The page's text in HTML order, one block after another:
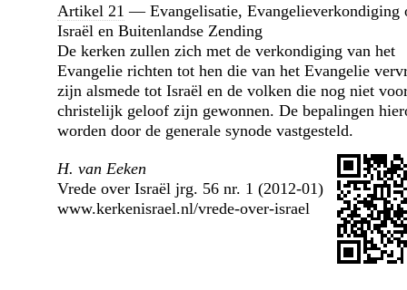
Artikel 21 — Evangelisatie, Evangelie­verkondiging
Israël en Buitenlandse Zending
De kerken zullen zich met de verkondiging van het
Evangelie richten tot hen die van het Evangelie
zijn alsmede tot Israël en de volken die nog niet
christelijk geloof zijn gewonnen. De bepalingen
worden door de generale synode vastgesteld.
H. van Eeken
Vrede over Israël jrg. 56 nr. 1 (2012-01)
www.kerkenisrael.nl/vrede-over-israel